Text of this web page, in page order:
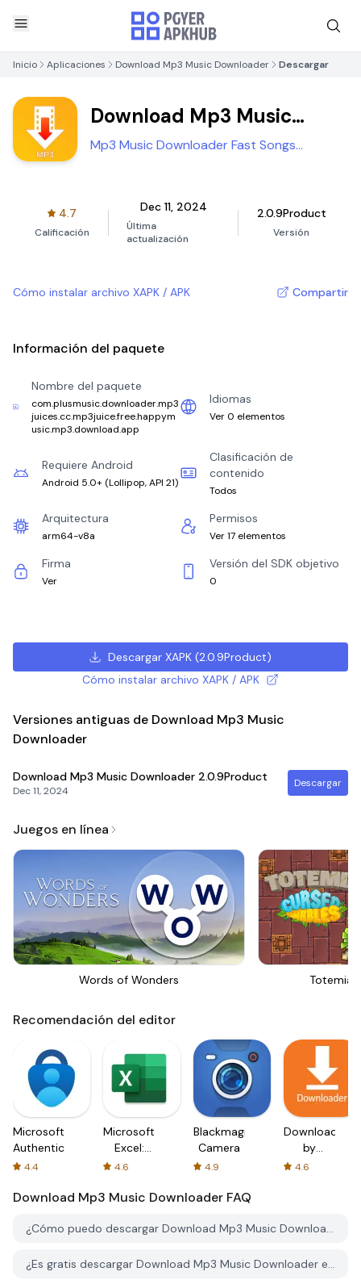
Inicio Aplicaciones Download Mp3 Music Downloader Descargar
Download Mp3 Music
Downloader
Mp3 Music Downloader Fast Songs
4.7
Calificación
Dec 11, 2024
Última
actualización
2.0.9Product
Versión
Cómo instalar archivo XAPK / APK Compartir
Información del paquete
Nombre del paquete
com.plusmusic.downloader.mp3
juices.cc.mp3juice.free.happym
usic.mp3.download.app
Idiomas
Ver 0 elementos
Requiere Android
Android 5.0+ (Lollipop, API 21)
Clasificación de
contenido
Todos
Arquitectura
arm64-v8a
Permisos
Ver 17 elementos
Firma
Ver
Versión del SDK objetivo
0
Descargar XAPK (2.0.9Product)
Cómo instalar archivo XAPK / APK
Versiones antiguas de Download Mp3 Music
Downloader
Download Mp3 Music Downloader 2.0.9Product
Dec 11, 2024
Descargar
Juegos en línea
Words of Wonders Totemia
Recomendación del editor
Microsoft
Authenticator
4.4
Microsoft
Excel:
Spreadsheets
4.6
Blackmagic
Camera
4.9
Downloader
by
AFTVnews
4.6
Download Mp3 Music Downloader FAQ
¿Cómo puedo descargar Download Mp3 Music Downloader desde PGYER APK HUB?
¿Es gratis descargar Download Mp3 Music Downloader en PGYER APK HUB?